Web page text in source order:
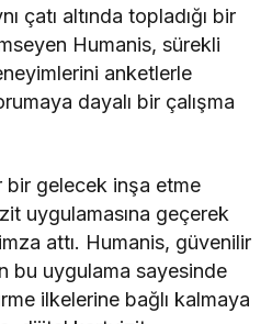
çatı altında topladığı bir
Humanis, sürekli
anketlerle
dayalı bir çalışma
bir gelecek inşa etme
uygulamasına geçerek
attı. Humanis, güvenilir
bu uygulama sayesinde
ilkelerine bağlı kalmaya